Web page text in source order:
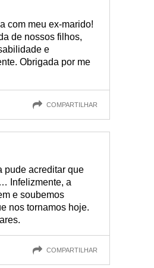
com meu ex-marido!
de nossos filhos,
e
Obrigada por me
COMPARTILHAR
pude acreditar que
Infelizmente, a
e soubemos
nos tornamos hoje.
COMPARTILHAR